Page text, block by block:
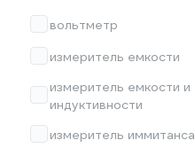
вольтметр
измеритель емкости
измеритель емкости и
индуктивности
измеритель иммитанса